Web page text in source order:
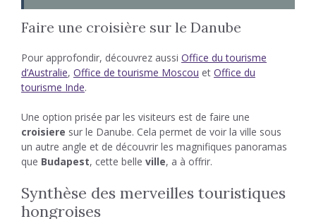
Faire une croisière sur le Danube
Pour approfondir, découvrez aussi Office du tourisme
d’Australie, Office de tourisme Moscou et Office du
tourisme Inde.
Une option prisée par les visiteurs est de faire une
croisiere sur le Danube. Cela permet de voir la ville sous
un autre angle et de découvrir les magnifiques panoramas
que Budapest, cette belle ville, a à offrir.
Synthèse des merveilles touristiques
hongroises